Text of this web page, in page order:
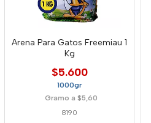
Arena Para Gatos Freemiau 1
Kg
$5.600
1000gr
Gramo a $5,60
8190